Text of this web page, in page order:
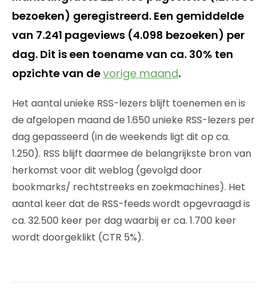
bezoeken) geregistreerd. Een gemiddelde
van 7.241 pageviews (4.098 bezoeken) per
dag. Dit is een toename van ca. 30% ten
opzichte van devorige maand.
Het aantal unieke RSS-lezers blijft toenemen en is
de afgelopen maand de 1.650 unieke RSS-lezers per
dag gepasseerd (in de weekends ligt dit op ca.
1.250). RSS blijft daarmee de belangrijkste bron van
herkomst voor dit weblog (gevolgd door
bookmarks/ rechtstreeks en zoekmachines). Het
aantal keer dat de RSS-feeds wordt opgevraagd is
ca. 32.500 keer per dag waarbij er ca. 1.700 keer
wordt doorgeklikt (CTR 5%).